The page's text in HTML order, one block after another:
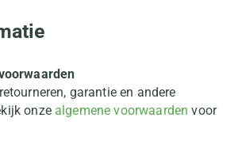
garantie en andere
onze algemene voorwaarden voor